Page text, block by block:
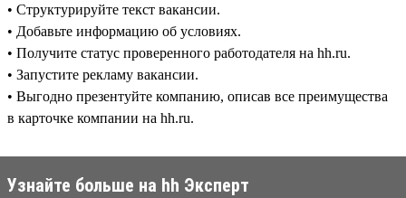
• Структурируйте текст вакансии.
• Добавьте информацию об условиях.
• Получите статус проверенного работодателя на hh.ru.
• Запустите рекламу вакансии.
• Выгодно презентуйте компанию, описав все преимущества
в карточке компании на hh.ru.
Узнайте больше на hh Эксперт